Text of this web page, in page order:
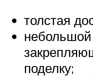
толстая
небольшой
поделку;